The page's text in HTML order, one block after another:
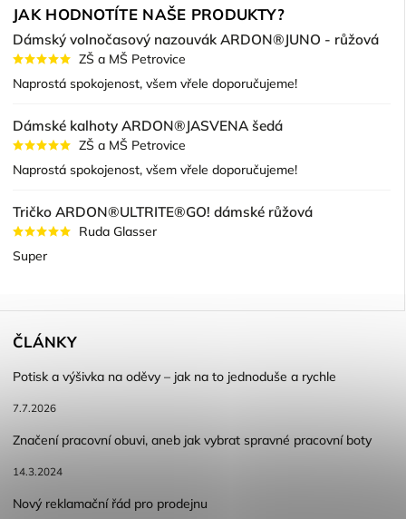
JAK HODNOTÍTE NAŠE PRODUKTY?
Dámský volnočasový nazouvák ARDON®JUNO - růžová
ZŠ a MŠ Petrovice
Naprostá spokojenost, všem vřele doporučujeme!
Dámské kalhoty ARDON®JASVENA šedá
ZŠ a MŠ Petrovice
Naprostá spokojenost, všem vřele doporučujeme!
Tričko ARDON®ULTRITE®GO! dámské růžová
Ruda Glasser
Super
ČLÁNKY
Potisk a výšivka na oděvy – jak na to jednoduše a rychle
7.7.2026
Značení pracovní obuvi, aneb jak vybrat spravné pracovní boty
14.3.2024
Nový reklamační řád pro prodejnu